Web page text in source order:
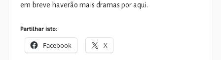
em breve haverão mais dramas por aqui.
Partilhar isto:
Facebook X